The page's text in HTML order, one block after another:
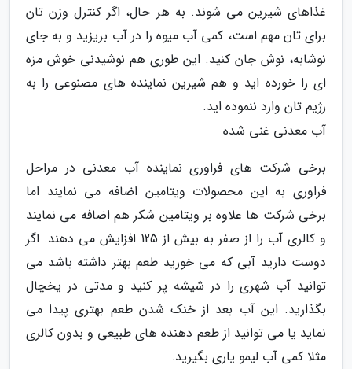
غذاهای شیرین می شوند. به هر حال، اگر کنترل وزن تان
برای تان مهم است، کمی آب میوه را در آب بریزید و به جای
نوشابه، نوش جان کنید. این طوری هم نوشیدنی خوش مزه
ای را خورده اید و هم شیرین نماینده های مصنوعی را به
رژیم تان وارد ننموده اید.
آب معدنی غنی شده
برخی شرکت های فراوری نماینده آب معدنی در مراحل
فراوری به این محصولات ویتامین اضافه می نمایند اما
برخی شرکت ها علاوه بر ویتامین شکر هم اضافه می نمایند
و کالری آب را از صفر به بیش از 125 افزایش می دهند. اگر
دوست دارید آبی که می خورید طعم بهتر داشته باشد می
توانید آب شهری را در شیشه پر کنید و مدتی در یخچال
بگذارید. این آب بعد از خنک شدن طعم بهتری پیدا می
نماید یا می توانید از طعم دهنده های طبیعی و بدون کالری
مثلا کمی آب لیمو یاری بگیرید.